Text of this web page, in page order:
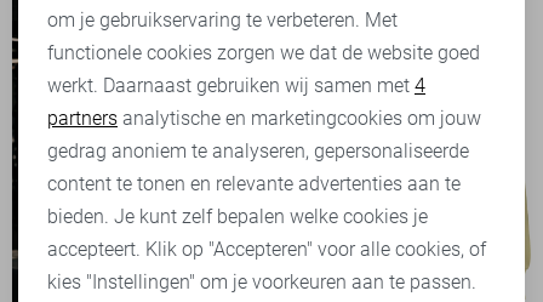
Personalisatie cookies
Analytische cookies
Marketing cookies
om je gebruikservaring te verbeteren. Met
functionele cookies zorgen we dat de website goed
werkt. Daarnaast gebruiken wij samen met 4
partners analytische en marketingcookies om jouw
gedrag anoniem te analyseren, gepersonaliseerde
content te tonen en relevante advertenties aan te
bieden. Je kunt zelf bepalen welke cookies je
accepteert. Klik op "Accepteren" voor alle cookies, of
kies "Instellingen" om je voorkeuren aan te passen.